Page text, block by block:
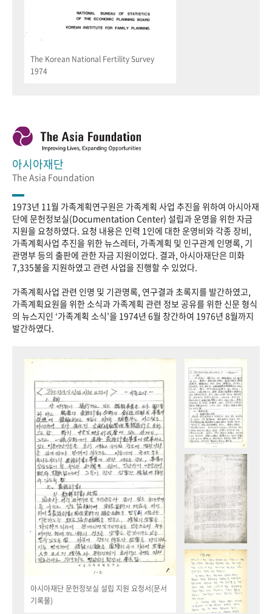
The Korean National Fertility Survey
1974
아시아재단
The Asia Foundation
1973년 11월 가족계획연구원은 가족계획 사업 추진을 위하여 아시아재
단에 문헌정보실(Documentation Center) 설립과 운영을 위한 자금
지원을 요청하였다. 요청 내용은 인력 1인에 대한 운영비와 각종 장비,
가족계획사업 추진을 위한 뉴스레터, 가족계획 및 인구관계 인명록, 기
관명부 등의 출판에 관한 자금 지원이었다. 결과, 아시아재단은 미화
7,335불을 지원하였고 관련 사업을 진행할 수 있었다.
가족계획사업 관련 인명 및 기관명록, 연구결과 초록지를 발간하였고,
가족계획요원을 위한 소식과 가족계획 관련 정보 공유를 위한 신문 형식
의 뉴스지인 ‘가족계획 소식’을 1974년 6월 창간하여 1976년 8월까지
발간하였다.
아시아재단 문헌정보실 설립 지원 요청서(문서
기록물)